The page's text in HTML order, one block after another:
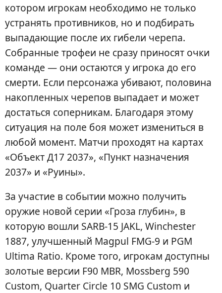
котором игрокам необходимо не только
устранять противников, но и подбирать
выпадающие после их гибели черепа.
Собранные трофеи не сразу приносят очки
команде — они остаются у игрока до его
смерти. Если персонажа убивают, половина
накопленных черепов выпадает и может
достаться соперникам. Благодаря этому
ситуация на поле боя может измениться в
любой момент. Матчи проходят на картах
«Объект Д17 2037», «Пункт назначения
2037» и «Руины».
За участие в событии можно получить
оружие новой серии «Гроза глубин», в
которую вошли SARB-15 JAKL, Winchester
1887, улучшенный Magpul FMG-9 и PGM
Ultima Ratio. Кроме того, игрокам доступны
золотые версии F90 MBR, Mossberg 590
Custom, Quarter Circle 10 SMG Custom и